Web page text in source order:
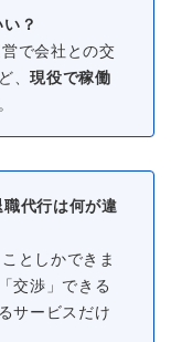
？
で会社との交
、現役で稼働
代行は何が違
としかできま
交渉」できる
サービスだけ